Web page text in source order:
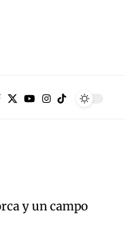
y un campo